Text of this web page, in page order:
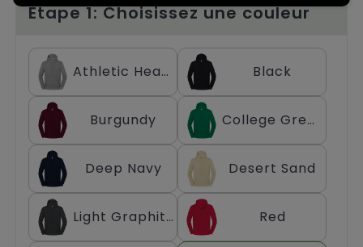
Tassen voor sport
Chariots
Étape 1: Choisissez une couleur
Athletic Heather Black
Burgundy College Green
Deep Navy Desert Sand
Light Graphite Red